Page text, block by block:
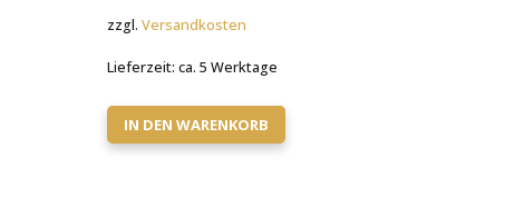
zzgl.Versandkosten
Lieferzeit:ca. 5 Werktage
IN DEN WARENKORB